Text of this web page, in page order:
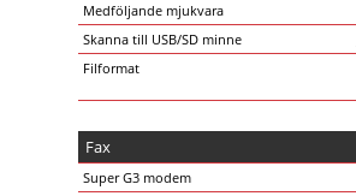
Medföljande mjukvara
Skanna till USB/SD minne
Filformat
Fax
Super G3 modem